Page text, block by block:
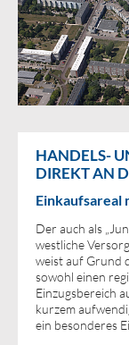
HANDELS-
DIREKT AN
Einkaufsareal
Der auch als
westliche
weist auf Grund
sowohl einen
Einzugsbereich
kurzem
ein besonderes